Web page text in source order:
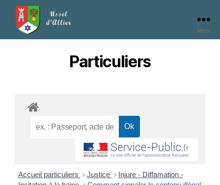
Menu
Particuliers
Accueil particuliers > Justice > Injure - Diffamation -